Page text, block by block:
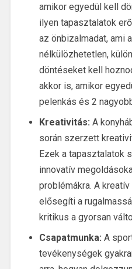
amikor egyedül kell
ilyen tapasztalatok
az önbizalmadat, ami
nélkülözhetetlen,
döntéseket kell
akkor is, amikor
pelenkás és 2
Kreativitás: A
során szerzett
Ezek a tapasztalatok
innovatív
problémákra. A
elősegíti a
kritikus a gyorsan
Csapatmunka: A
tevékenységek